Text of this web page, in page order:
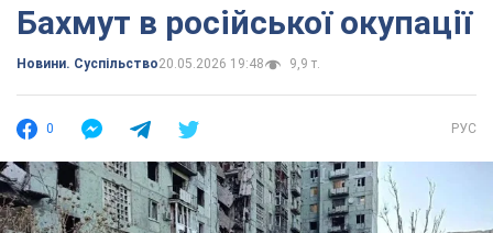
Бахмут в російської окупації
Новини. Суспільство20.05.2026 19:48 9,9 т.
0 РУС